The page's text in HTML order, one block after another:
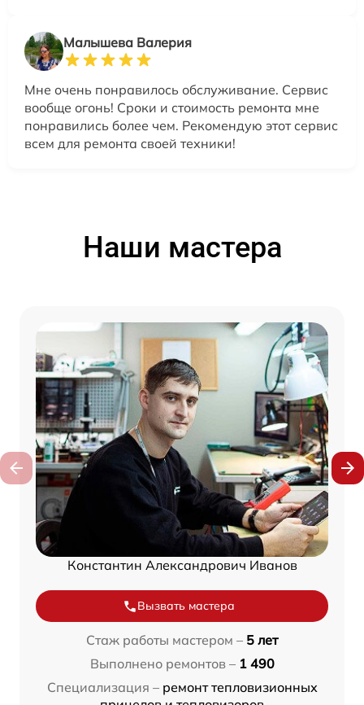
Малышева Валерия
Мне очень понравилось обслуживание. Сервис
вообще огонь! Сроки и стоимость ремонта мне
понравились более чем. Рекомендую этот сервис
всем для ремонта своей техники!
Наши мастера
Константин Александрович Иванов
Вызвать мастера
Стаж работы мастером – 5 лет
Выполнено ремонтов – 1 490
Специализация – ремонт тепловизионных